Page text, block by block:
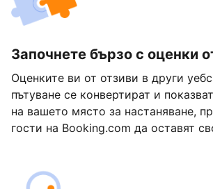
Започнете бързо с оценки
Оценките ви от отзиви в други
пътуване се конвертират и
на вашето място за настаняване,
гости на Booking.com да оставят